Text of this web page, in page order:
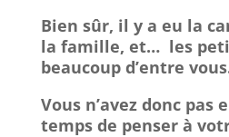
Bien sûr, il y a eu la
la famille, et… les
beaucoup d’entre
Vous n’avez donc pas
temps de penser à